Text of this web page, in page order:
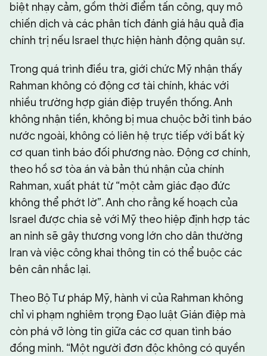
biệt nhạy cảm, gồm thời điểm tấn công, quy mô
chiến dịch và các phân tích đánh giá hậu quả địa
chính trị nếu Israel thực hiện hành động quân sự.
Trong quá trình điều tra, giới chức Mỹ nhận thấy
Rahman không có động cơ tài chính, khác với
nhiều trường hợp gián điệp truyền thống. Anh
không nhận tiền, không bị mua chuộc bởi tình báo
nước ngoài, không có liên hệ trực tiếp với bất kỳ
cơ quan tình báo đối phương nào. Động cơ chính,
theo hồ sơ tòa án và bản thú nhận của chính
Rahman, xuất phát từ “một cảm giác đạo đức
không thể phớt lờ”. Anh cho rằng kế hoạch của
Israel được chia sẻ với Mỹ theo hiệp định hợp tác
an ninh sẽ gây thương vong lớn cho dân thường
Iran và việc công khai thông tin có thể buộc các
bên cân nhắc lại.
Theo Bộ Tư pháp Mỹ, hành vi của Rahman không
chỉ vi phạm nghiêm trọng Đạo luật Gián điệp mà
còn phá vỡ lòng tin giữa các cơ quan tình báo
đồng minh. “Một người đơn độc không có quyền